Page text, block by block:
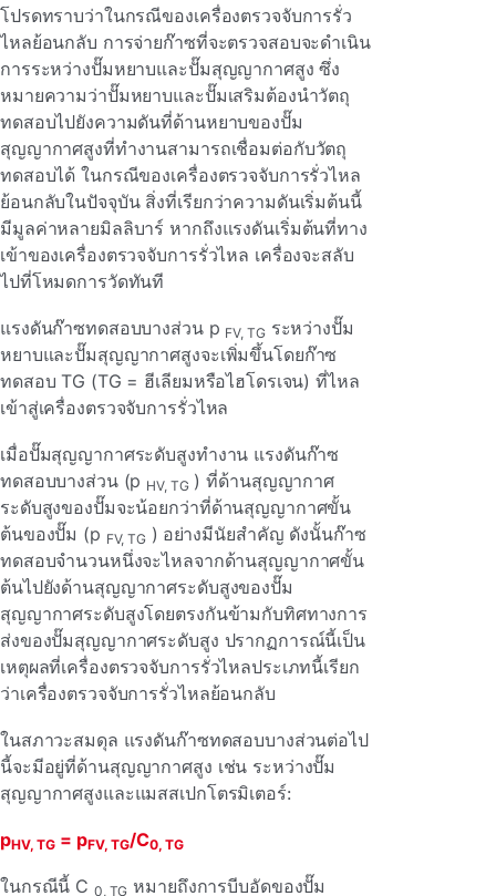
โปรดทราบว่าในกรณีของเครื่องตรวจจับการรั่ว
ไหลย้อนกลับ การจ่ายก๊าซที่จะตรวจสอบจะดําเนิน
การระหว่างปั๊มหยาบและปั๊มสุญญากาศสูง ซึ่ง
หมายความว่าปั๊มหยาบและปั๊มเสริมต้องนําวัตถุ
ทดสอบไปยังความดันที่ด้านหยาบของปั๊ม
สุญญากาศสูงที่ทํางานสามารถเชื่อมต่อกับวัตถุ
ทดสอบได้ ในกรณีของเครื่องตรวจจับการรั่วไหล
ย้อนกลับในปัจจุบัน สิ่งที่เรียกว่าความดันเริ่มต้นนี้
มีมูลค่าหลายมิลลิบาร์ หากถึงแรงดันเริ่มต้นที่ทาง
เข้าของเครื่องตรวจจับการรั่วไหล เครื่องจะสลับ
ไปที่โหมดการวัดทันที
แรงดันก๊าซทดสอบบางส่วน p FV, TGระหว่างปั๊ม
หยาบและปั๊มสุญญากาศสูงจะเพิ่มขึ้นโดยก๊าซ
ทดสอบ TG (TG = ฮีเลียมหรือไฮโดรเจน) ที่ไหล
เข้าสู่เครื่องตรวจจับการรั่วไหล
เมื่อปั๊มสุญญากาศระดับสูงทํางาน แรงดันก๊าซ
ทดสอบบางส่วน (p HV, TG) ที่ด้านสุญญากาศ
ระดับสูงของปั๊มจะน้อยกว่าที่ด้านสุญญากาศขั้น
ต้นของปั๊ม (p FV, TG ) อย่างมีนัยสําคัญ ดังนั้นก๊าซ
ทดสอบจํานวนหนึ่งจะไหลจากด้านสุญญากาศขั้น
ต้นไปยังด้านสุญญากาศระดับสูงของปั๊ม
สุญญากาศระดับสูงโดยตรงกันข้ามกับทิศทางการ
ส่งของปั๊มสุญญากาศระดับสูง ปรากฏการณ์นี้เป็น
เหตุผลที่เครื่องตรวจจับการรั่วไหลประเภทนี้เรียก
ว่าเครื่องตรวจจับการรั่วไหลย้อนกลับ
ในสภาวะสมดุล แรงดันก๊าซทดสอบบางส่วนต่อไป
นี้จะมีอยู่ที่ด้านสุญญากาศสูง เช่น ระหว่างปั๊ม
สุญญากาศสูงและแมสสเปกโตรมิเตอร์:
pHV, TG = pFV, TG/C0, TG
ในกรณีนี้ C 0, TG หมายถึงการบีบอัดของปั๊ม